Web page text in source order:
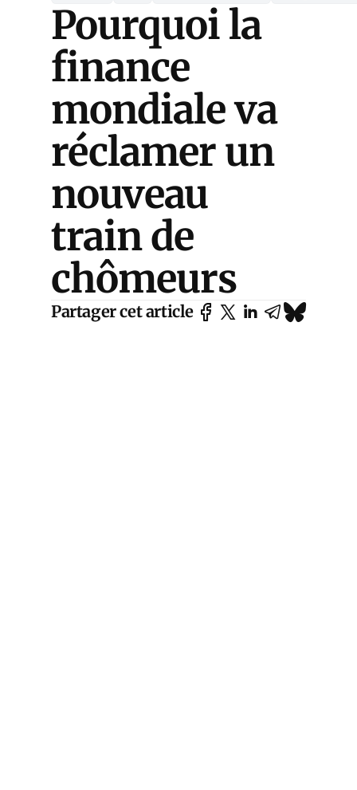
Pourquoi la
finance
mondiale va
réclamer un
nouveau
train de
chômeurs
Partager cet article